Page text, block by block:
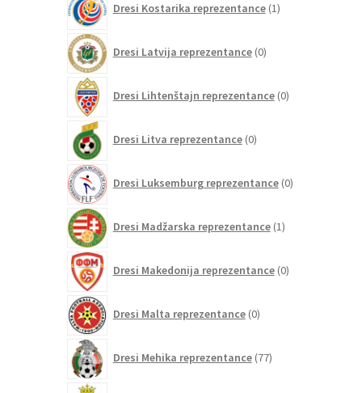
Dresi Kostarika reprezentance 1izdelek
Dresi Latvija reprezentance 0izdelkov
Dresi Lihtenštajn reprezentance 0izdelkov
Dresi Litva reprezentance 0izdelkov
Dresi Luksemburg reprezentance 0izdelkov
Dresi Madžarska reprezentance 1izdelek
Dresi Makedonija reprezentance 0izdelkov
Dresi Malta reprezentance 0izdelkov
Dresi Mehika reprezentance 77izdelkov